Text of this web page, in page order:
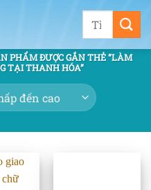
Tìm
PHẨM ĐƯỢC GẮN THẺ “LÀM
TẠI THANH HÓA”